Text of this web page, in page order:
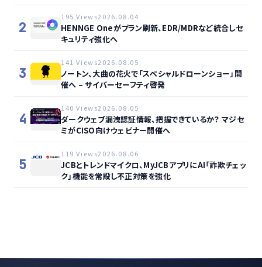
2
195 Views2026.08.04
HENNGE Oneがプラン刷新、EDR/MDRなど統合しセ
キュリティ強化へ
3
141 Views2026.08.05
ノートン、大曲の花火で「スペシャルドローンショー」開
催へ – サイバーセーフティ啓発
4
140 Views2026.08.05
ダークウェブ漏洩認証情報、把握できているか？ マジセ
ミがCISO向けウェビナー開催へ
5
119 Views2026.08.06
JCBとトレンドマイクロ、MyJCBアプリにAI「詐欺チェッ
ク」機能を常設し不正対策を強化